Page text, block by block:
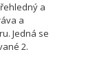
a
a
Jedná se
2.